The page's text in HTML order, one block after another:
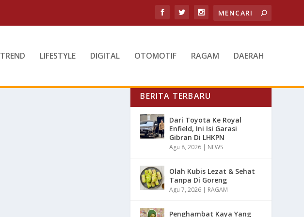
TREND LIFESTYLE DIGITAL OTOMOTIF RAGAM DAERAH
BERITA TERBARU
Dari Toyota Ke Royal
Enfield, Ini Isi Garasi
Gibran Di LHKPN
Agu 8, 2026 | NEWS
Olah Kubis Lezat & Sehat
Tanpa Di Goreng
Agu 7, 2026 | RAGAM
Penghambat Kaya Yang